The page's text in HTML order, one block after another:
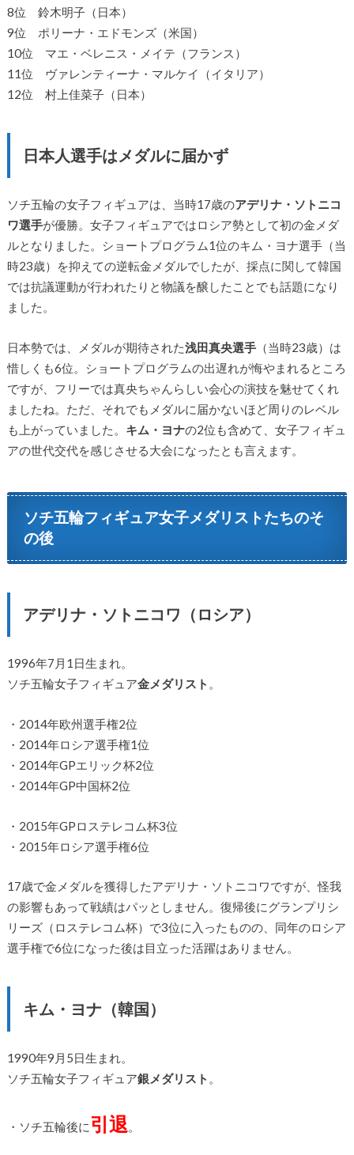
8位 鈴木明子（日本）
9位 ポリーナ・エドモンズ（米国）
10位 マエ・ベレニス・メイテ（フランス）
11位 ヴァレンティーナ・マルケイ（イタリア）
12位 村上佳菜子（日本）
日本人選手はメダルに届かず
ソチ五輪の女子フィギュアは、当時17歳のアデリナ・ソトニコ
ワ選手が優勝。女子フィギュアではロシア勢として初の金メダ
ルとなりました。ショートプログラム1位のキム・ヨナ選手（当
時23歳）を抑えての逆転金メダルでしたが、採点に関して韓国
では抗議運動が行われたりと物議を醸したことでも話題になり
ました。
日本勢では、メダルが期待された浅田真央選手（当時23歳）は
惜しくも6位。ショートプログラムの出遅れが悔やまれるところ
ですが、フリーでは真央ちゃんらしい会心の演技を魅せてくれ
ましたね。ただ、それでもメダルに届かないほど周りのレベル
も上がっていました。 キム・ヨナの2位も含めて、女子フィギュ
アの世代交代を感じさせる大会になったとも言えます。
ソチ五輪フィギュア女子メダリストたちのそ
の後
アデリナ・ソトニコワ（ロシア）
1996年7月1日生まれ。
ソチ五輪女子フィギュア金メダリスト 。
・2014年欧州選手権2位
・2014年ロシア選手権1位
・2014年GPエリック杯2位
・2014年GP中国杯2位
・2015年GPロステレコム杯3位
・2015年ロシア選手権6位
17歳で金メダルを獲得したアデリナ・ソトニコワですが、怪我
の影響もあって戦績はパッとしません。復帰後にグランプリシ
リーズ（ロステレコム杯）で3位に入ったものの、同年のロシア
選手権で6位になった後は目立った活躍はありません。
キム・ヨナ（韓国）
1990年9月5日生まれ。
ソチ五輪女子フィギュア銀メダリスト 。
・ソチ五輪後に 引退。